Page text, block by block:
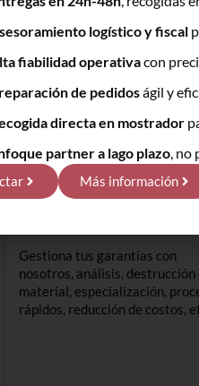
Gestiona tus garantías con
nosotros, análisis, destrucción
material, especialización,
rápidos, reducción de costos,
logístico y fiscal
fiabilidad operativacon
de pedidoságil y
directa en mostrador
partner a lago plazo ,
Más información